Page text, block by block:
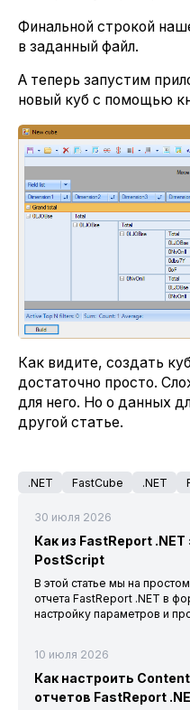
Финальной строкой
в заданный файл.
А теперь запустим
новый куб с помощью
Как видите, создать
достаточно просто.
для него. Но о данных
другой статье.
.NET FastCube .NET
30 июля 2026
Как из FastReport
PostScript
В этой статье мы на
отчета FastReport .NET в
настройку параметров и
10 июля 2026
Как настроить
отчетов FastReport